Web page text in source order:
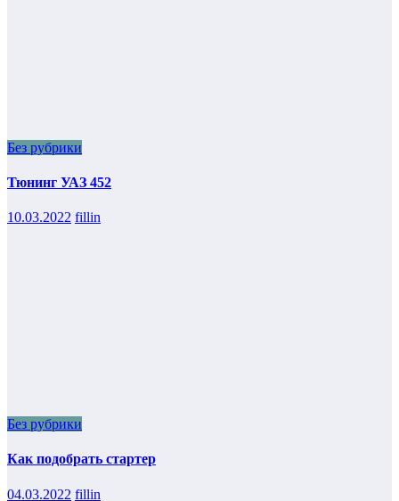
Без рубрики
Тюнинг УАЗ 452
10.03.2022 fillin
Без рубрики
Как подобрать стартер
04.03.2022 fillin